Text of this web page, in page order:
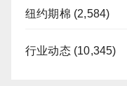
纽约期棉 (2,584)
行业动态(10,345)